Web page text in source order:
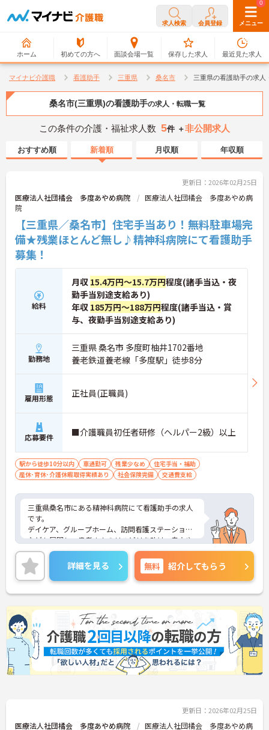
求人検索 会員登録 メニュー
ホーム 初めての方へ 面談会場一覧
0
保存した求人
0
最近見た求人
マイナビ介護職 看護助手 三重県 桑名市 三重県の看護助手の求人
桑名市(三重県)の看護助手の求人・転職一覧
この条件の介護・福祉求人数 5件 ＋非公開求人
おすすめ順 新着順 月収順 年収順
更新日：2026年02月25日
医療法人社団橘会 多度あやめ病院
医療法人社団橘会 多度あやめ病
院
【三重県／桑名市】住宅手当あり！無料駐車場完
備★残業ほとんど無し♪精神科病院にて看護助手
募集！
給料
月収 15.4万円～15.7万円程度(諸手当込・夜
勤手当別途支給あり)
年収 185万円～188万円程度(諸手当込・賞
与、夜勤手当別途支給あり)
勤務地
三重県 桑名市 多度町柚井1702番地
養老鉄道養老線「多度駅」徒歩8分
雇用形態 正社員(正職員)
応募要件 ■介護職員初任者研修（ヘルパー2級）以上
駅から徒歩10分以内 車通勤可 残業少なめ
住宅手当・補助
産休･育休･介護休暇取得実績あり
社会保険完備 交通費支給
三重県桑名市にある精神科病院にて看護助手の求人
です。
デイケア、グループホーム、訪問看護ステーション
なども展開し、患者さんのリハビリを助け、自立や
社会復帰へのサポートを行っている病院です。
チーム医療に取り組まれており、メンバーの一員と
して活躍する事が出来ます！
未経験でも相談可能ですので、ご興味のある方はお
気軽にお問い合わせください。
詳細を見る 無料 紹介してもらう
更新日：2026年02月25日
医療法人社団橘会 多度あやめ病院
医療法人社団橘会 多度あやめ病